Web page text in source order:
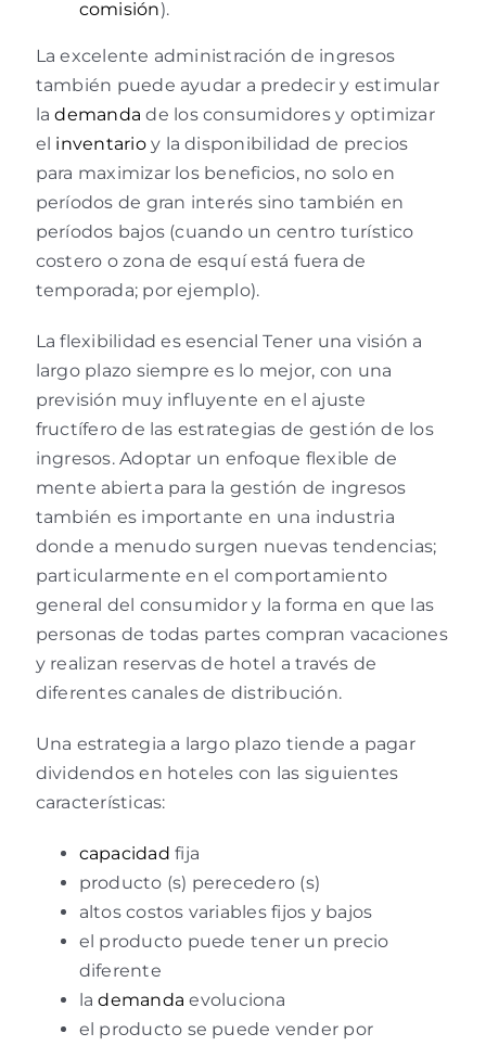
comisión).
La excelente administración de ingresos
también puede ayudar a predecir y estimular
lademanda de los consumidores y optimizar
el inventarioy la disponibilidad de precios
para maximizar los beneficios, no solo en
períodos de gran interés sino también en
períodos bajos (cuando un centro turístico
costero o zona de esquí está fuera de
temporada; por ejemplo).
La flexibilidad es esencial Tener una visión a
largo plazo siempre es lo mejor, con una
previsión muy influyente en el ajuste
fructífero de las estrategias de gestión de los
ingresos. Adoptar un enfoque flexible de
mente abierta para la gestión de ingresos
también es importante en una industria
donde a menudo surgen nuevas tendencias;
particularmente en el comportamiento
general del consumidor y la forma en que las
personas de todas partes compran vacaciones
y realizan reservas de hotel a través de
diferentes canales de distribución.
Una estrategia a largo plazo tiende a pagar
dividendos en hoteles con las siguientes
características:
capacidad fija
producto (s) perecedero (s)
altos costos variables fijos y bajos
el producto puede tener un precio
diferente
lademanda evoluciona
el producto se puede vender por